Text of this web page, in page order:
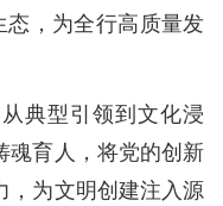
态，为全行高质量发
典型引领到文化浸
魂育人，将党的创新
，为文明创建注入源